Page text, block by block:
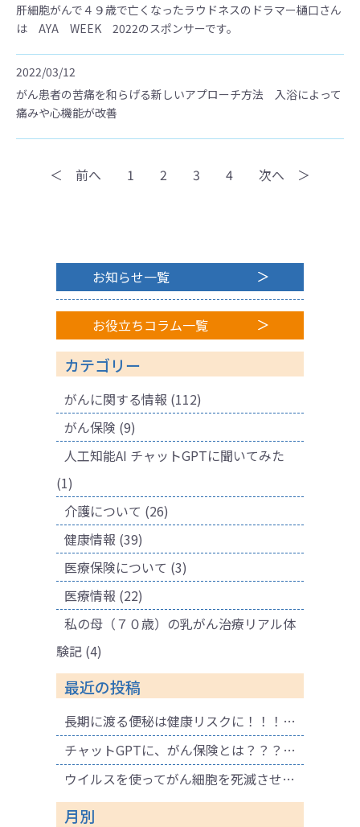
肝細胞がんで４９歳で亡くなったラウドネスのドラマー樋口さん
は AYA WEEK 2022のスポンサーです。
2022/03/12
がん患者の苦痛を和らげる新しいアプローチ方法 入浴によって
痛みや心機能が改善
＜ 前へ 1 2 3 4 次へ ＞
お知らせ一覧
お役立ちコラム一覧
カテゴリー
がんに関する情報 (112)
がん保険 (9)
人工知能AI チャットGPTに聞いてみた
(1)
介護について (26)
健康情報 (39)
医療保険について (3)
医療情報 (22)
私の母（７０歳）の乳がん治療リアル体
験記 (4)
最近の投稿
長期に渡る便秘は健康リスクに！！！ 腐敗物質が溜まり健康に悪影響も！肌荒れの原因にも！
チャットGPTに、がん保険とは？？？と聞いてみました。
ウイルスを使ってがん細胞を死滅させる療法
月別